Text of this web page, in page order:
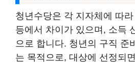
청년수당은 각 지자체에 따
등에서 차이가 있으며, 소득
으로 합니다. 청년의 구직 준
는 목적으로, 대상에 선정되